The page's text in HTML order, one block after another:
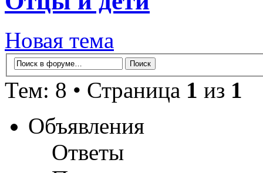
Новая тема
Тем: 8 • Страница 1 из 1
Объявления
Ответы